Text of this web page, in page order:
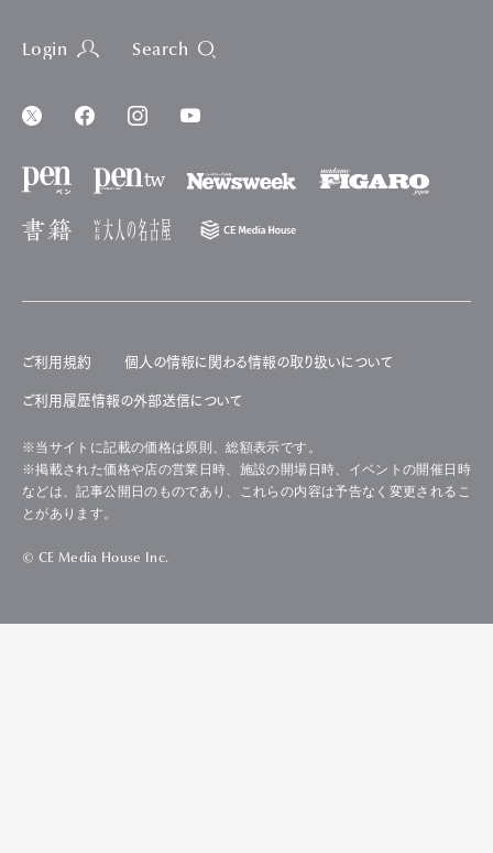
Login Search
ご利用規約 個人の情報に関わる情報の取り扱いについて
ご利用履歴情報の外部送信について
※当サイトに記載の価格は原則、総額表示です。
※掲載された価格や店の営業日時、施設の開場日時、イベントの開催日時
などは、記事公開日のものであり、これらの内容は予告なく変更されるこ
とがあります。
© CE Media House Inc.